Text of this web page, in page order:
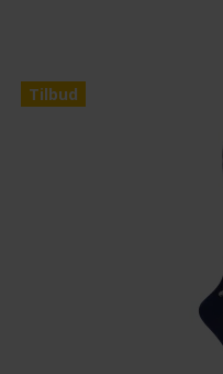
Tilbud